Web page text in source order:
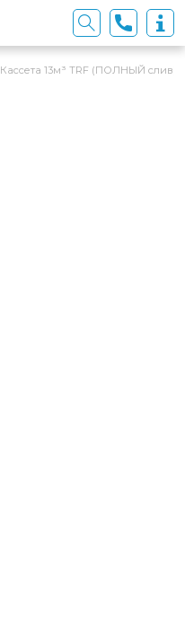
Кассета 13м³ TRF (ПОЛНЫЙ слив)